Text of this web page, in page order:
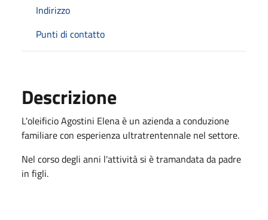
Indirizzo
Punti di contatto
Descrizione
L'oleificioAgostini Elenaè un azienda a conduzione
familiarecon esperienza ultratrentennale nel settore.
Nel corso degli anni l'attività si è tramandata da padre
in figli.